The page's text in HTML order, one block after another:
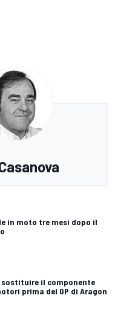
in moto tre mesi dopo il
sostituire il componente
prima del GP di Aragon